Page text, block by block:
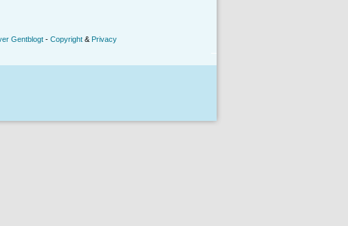
Gentblogt - Copyright & Privacy